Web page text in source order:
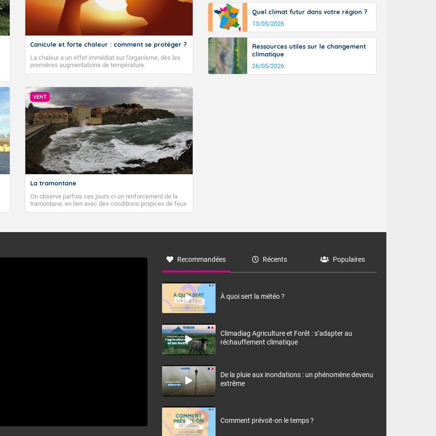
Canicule et forte chaleur : comment se protéger ?
La chaleur a un effet immédiat sur l’organisme, dès les
premières augmentations de température.
VENT
La tramontane
On observe parfois ces jours-ci un renforcement de la
tramontane, en lien avec des conditions propices de feux
de forêt. Mais qu'est-ce que la tramontane ? Quelles sont
à nord-ouest, dans un secteur qui part du Roussillon à la
monts, en allusion aux régions montagneuses d’où
Quel climat futur dans votre région ?
13/05/2026
Ressources utiles sur le changement
climatique
26/05/2026
Recommandées Récents Populaires
À quoi sert la météo ?
Climadiag Agriculture et Forêt : s’adapter au
réchauffement climatique
De la pluie aux inondations : un phénomène devenu
extrême
Comment prévoit-on le temps ?